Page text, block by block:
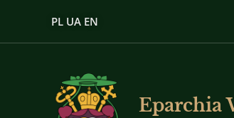
PL UA EN
Eparchia